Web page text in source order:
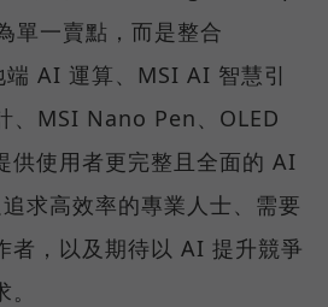
單一賣點，而是整合
AI 運算、MSI AI 智慧引
、MSI Nano Pen、OLED
供使用者更完整且全面的 AI
求高效率的專業人士、需要
者，以及期待以 AI 提升競爭